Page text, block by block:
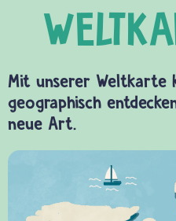
Mit unserer Weltkarte
geographisch
neue Art.